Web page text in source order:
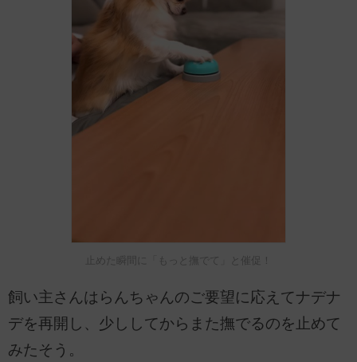
止めた瞬間に「もっと撫でて」と催促！
飼い主さんはらんちゃんのご要望に応えてナデナ
デを再開し、少ししてからまた撫でるのを止めて
みたそう。